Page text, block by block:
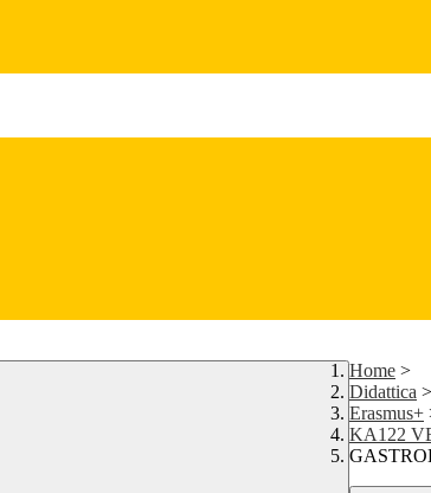
Home >
Didattica >
Erasmus+
KA122